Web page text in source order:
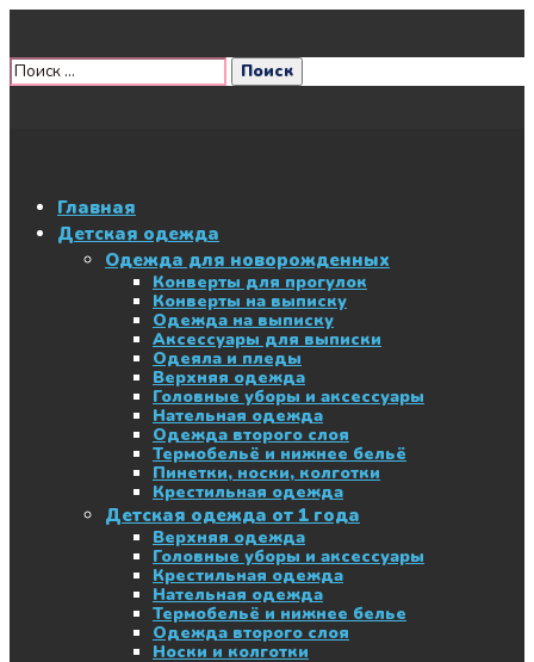
Главная
Детская одежда
Одежда для новорожденных
Конверты для прогулок
Конверты на выписку
Одежда на выписку
Аксессуары для выписки
Одеяла и пледы
Верхняя одежда
Головные уборы и аксессуары
Нательная одежда
Одежда второго слоя
Термобельё и нижнее бельё
Пинетки, носки, колготки
Крестильная одежда
Детская одежда от 1 года
Верхняя одежда
Головные уборы и аксессуары
Крестильная одежда
Нательная одежда
Термобельё и нижнее белье
Одежда второго слоя
Носки и колготки